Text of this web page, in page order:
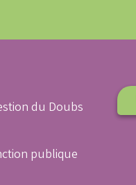
du Doubs
publique